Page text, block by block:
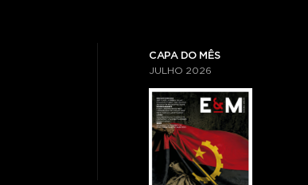
CAPA DO MÊS
JULHO 2026